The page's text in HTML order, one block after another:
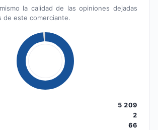
la calidad de las opiniones dejadas
de este comerciante.
5 209
2
66